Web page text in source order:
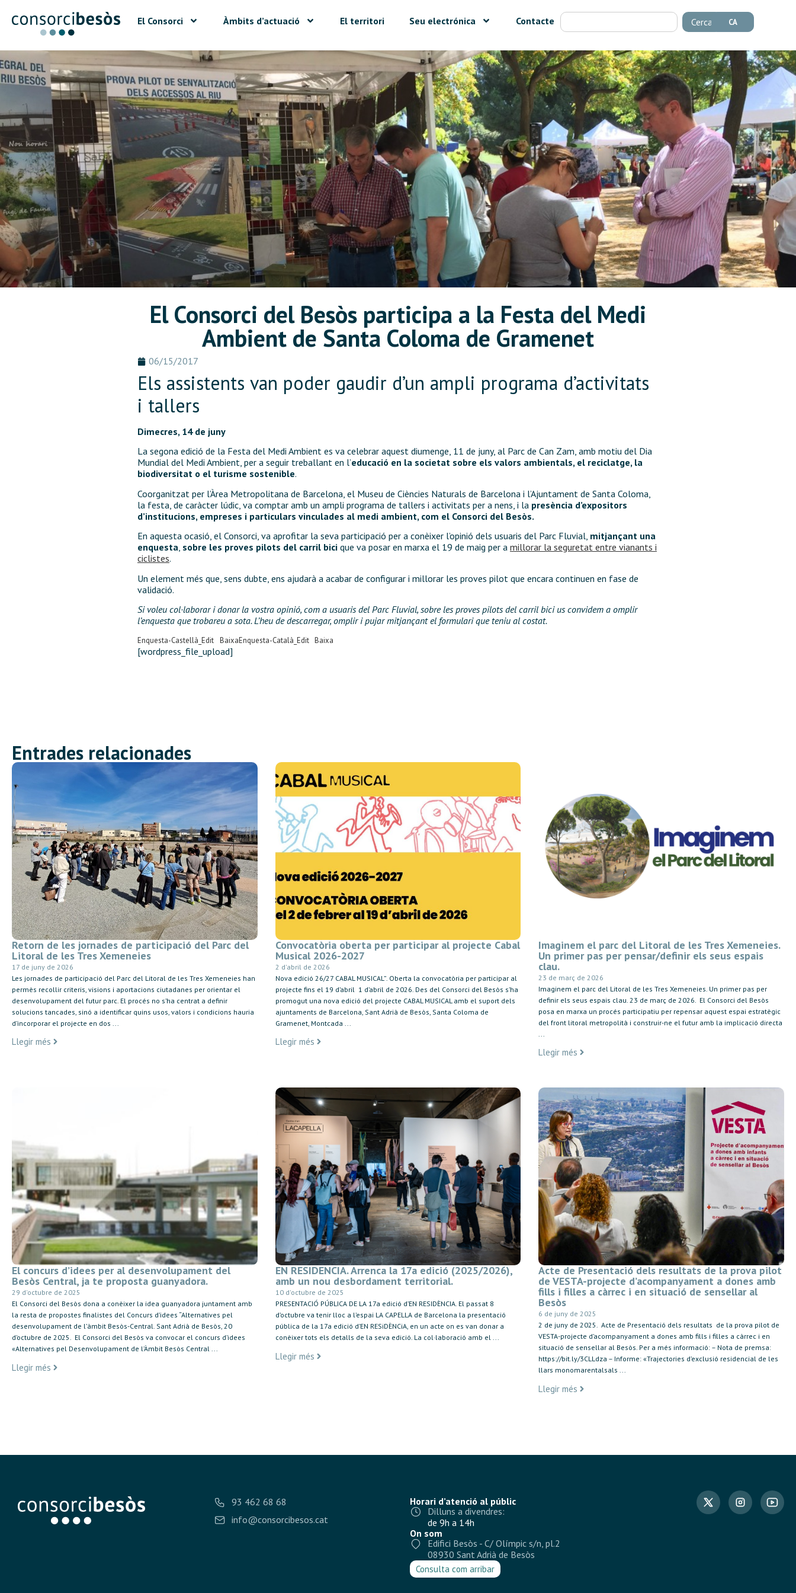
El Consorci Àmbits d’actuació El territori Seu electrónica Contacte Cerca CA
El Consorci del Besòs participa a la Festa del Medi
Ambient de Santa Coloma de Gramenet
06/15/2017
Els assistents van poder gaudir d’un ampli programa d’activitats
i tallers
Dimecres, 14 de juny
La segona edició de la Festa del Medi Ambient es va celebrar aquest diumenge, 11 de juny, al Parc de Can Zam, amb motiu del Dia
Mundial del Medi Ambient, per a seguir treballant en l’educació en la societat sobre els valors ambientals, el reciclatge, la
biodiversitat o el turisme sostenible.
Coorganitzat per l’Àrea Metropolitana de Barcelona, el Museu de Ciències Naturals de Barcelona i l’Ajuntament de Santa Coloma,
la festa, de caràcter lúdic, va comptar amb un ampli programa de tallers i activitats per a nens, i la presència d’expositors
d’institucions, empreses i particulars vinculades al medi ambient, com el Consorci del Besòs.
En aquesta ocasió, el Consorci, va aprofitar la seva participació per a conèixer l’opinió dels usuaris del Parc Fluvial, mitjançant una
enquesta, sobre les proves pilots del carril bici que va posar en marxa el 19 de maig per a millorar la seguretat entre vianants i
ciclistes.
Un element més que, sens dubte, ens ajudarà a acabar de configurar i millorar les proves pilot que encara continuen en fase de
validació.
Si voleu col·laborar i donar la vostra opinió, com a usuaris del Parc Fluvial, sobre les proves pilots del carril bici us convidem a omplir
l’enquesta que trobareu a sota. L’heu de descarregar, omplir i pujar mitjançant el formulari que teniu al costat.
Enquesta-Castellà_Edit BaixaEnquesta-Català_Edit Baixa
[wordpress_file_upload]
Entrades relacionades
Retorn de les jornades de participació del Parc del
Litoral de les Tres Xemeneies
17 de juny de 2026
Les jornades de participació del Parc del Litoral de les Tres Xemeneies han
permès recollir criteris, visions i aportacions ciutadanes per orientar el
desenvolupament del futur parc. El procés no s’ha centrat a definir
solucions tancades, sinó a identificar quins usos, valors i condicions hauria
d’incorporar el projecte en dos ...
Llegir més
Convocatòria oberta per participar al projecte Cabal
Musical 2026-2027
2 d'abril de 2026
Nova edició 26/27 CABAL MUSICAL”. Oberta la convocatòria per participar al
projecte fins el 19 d’abril 1 d’abril de 2026. Des del Consorci del Besòs s’ha
promogut una nova edició del projecte CABAL MUSICAL amb el suport dels
ajuntaments de Barcelona, Sant Adrià de Besòs, Santa Coloma de
Gramenet, Montcada ...
Llegir més
Imaginem el parc del Litoral de les Tres Xemeneies.
Un primer pas per pensar/definir els seus espais
clau.
23 de març de 2026
Imaginem el parc del Litoral de les Tres Xemeneies. Un primer pas per
definir els seus espais clau. 23 de març de 2026. El Consorci del Besòs
posa en marxa un procés participatiu per repensar aquest espai estratègic
del front litoral metropolità i construir-ne el futur amb la implicació directa
Llegir més
El concurs d’idees per al desenvolupament del
Besòs Central, ja te proposta guanyadora.
29 d'octubre de 2025
El Consorci del Besòs dona a conèixer la idea guanyadora juntament amb
la resta de propostes finalistes del Concurs d’idees “Alternatives pel
desenvolupament de l’àmbit Besòs-Central. Sant Adrià de Besòs, 20
d’octubre de 2025. El Consorci del Besòs va convocar el concurs d’idees
«Alternatives pel Desenvolupament de l’Àmbit Besòs Central ...
Llegir més
EN RESIDENCIA. Arrenca la 17a edició (2025/2026),
amb un nou desbordament territorial.
10 d'octubre de 2025
PRESENTACIÓ PÚBLICA DE LA 17a edició d’EN RESIDÈNCIA. El passat 8
d’octubre va tenir lloc a l’espai LA CAPELLA de Barcelona la presentació
pública de la 17a edició d’EN RESiDÈNCiA, en un acte on es van donar a
conèixer tots els detalls de la seva edició. La col·laboració amb el ...
Llegir més
Acte de Presentació dels resultats de la prova pilot
de VESTA-projecte d’acompanyament a dones amb
fills i filles a càrrec i en situació de sensellar al
Besòs
6 de juny de 2025
2 de juny de 2025. Acte de Presentació dels resultats de la prova pilot de
VESTA-projecte d’acompanyament a dones amb fills i filles a càrrec i en
situació de sensellar al Besòs. Per a més informació: – Nota de premsa:
https://bit.ly/3CLLdza – Informe: «Trajectories d’exclusió residencial de les
llars monomarentalsals ...
Llegir més
93 462 68 68
info@consorcibesos.cat
Horari d’atenció al públic
Dilluns a divendres:
de 9h a 14h
On som
Edifici Besòs - C/ Olímpic s/n, pl.2
08930 Sant Adrià de Besòs
Consulta com arribar